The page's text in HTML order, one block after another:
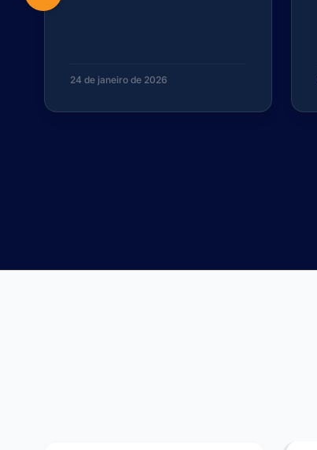
24 de janeiro de 2026